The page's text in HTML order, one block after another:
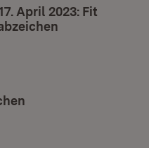
April 2023: Fit